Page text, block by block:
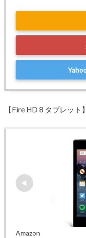
【Fire HD 8 タブレット】
Amazon